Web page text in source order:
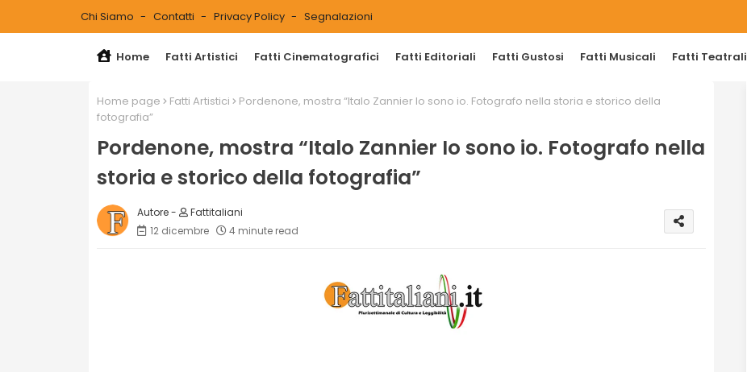
Chi Siamo Contatti Privacy Policy Segnalazioni
Home Fatti Artistici Fatti Cinematografici Fatti Editoriali Fatti Gustosi Fatti Musicali Fatti Teatrali
Home page Fatti Artistici
Pordenone, mostra “Italo Zannier Io sono io. Fotografo nella storia e storico della
fotografia”
Pordenone, mostra “Italo Zannier Io sono io. Fotografo nella
storia e storico della fotografia”
Fattitaliani
12 dicembre
4 minute read